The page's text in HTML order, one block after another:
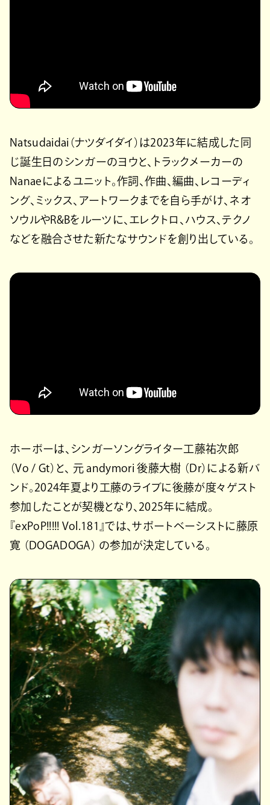
Natsudaidai（ナツダイダイ）は2023年に結成した同
じ誕生日のシンガーのヨウと、トラックメーカーの
Nanaeによるユニット。作詞、作曲、編曲、レコーディ
ング、ミックス、アートワークまでを自ら手がけ、ネオ
ソウルやR&Bをルーツに、エレクトロ、ハウス、テクノ
などを融合させた新たなサウンドを創り出している。
ホーボーは、シンガーソングライター工藤祐次郎
（Vo / Gt）と､ 元 andymori 後藤大樹 （Dr）による新バ
ンド。2024年夏より工藤のライブに後藤が度々ゲスト
参加したことが契機となり、2025年に結成。
『exPoP!!!!! Vol.181』では、サポートベーシストに藤原
寛 （DOGADOGA） の参加が決定している。